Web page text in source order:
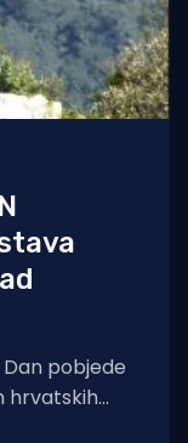
Dan pobjede
hrvatskih